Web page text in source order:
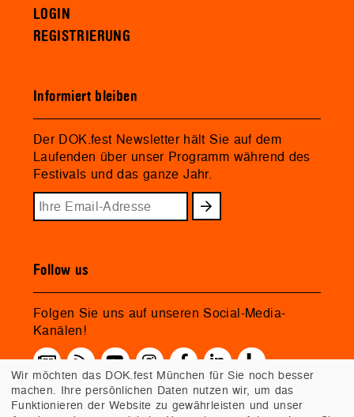
LOGIN
REGISTRIERUNG
Informiert bleiben
Der DOK.fest Newsletter hält Sie auf dem
Laufenden über unser Programm während des
Festivals und das ganze Jahr.
Follow us
Folgen Sie uns auf unseren Social-Media-
Kanälen!
Wir möchten das DOK.fest München für Sie noch besser
machen. Ihre persönlichen Daten nutzen wir, um das
Funktionieren der Website zu gewährleisten und unser